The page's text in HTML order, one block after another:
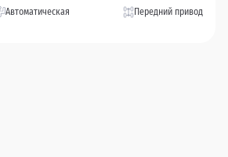
Автоматическая Передний привод